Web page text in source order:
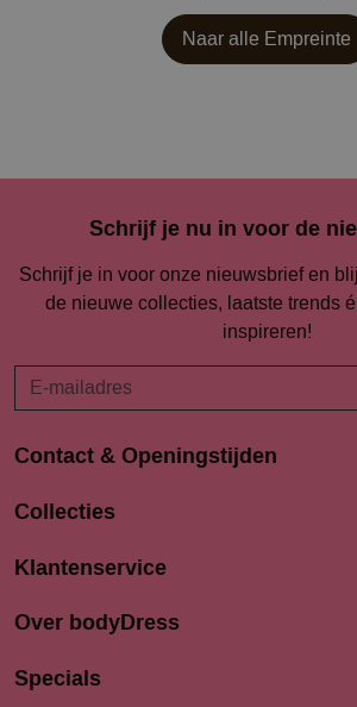
Naar alle Empreinte
Schrijf je nu in voor de
Schrijf je in voor onze nieuwsbrief en
de nieuwe collecties, laatste trends
inspireren!
Contact & Openingstijden
Langestraat 94-96
033 4690704
Openingstijden
Maandag
Collecties
Klantenservice
Over bodyDress
Specials